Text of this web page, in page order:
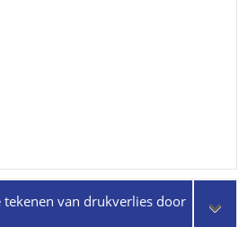
tekenen van drukverlies door